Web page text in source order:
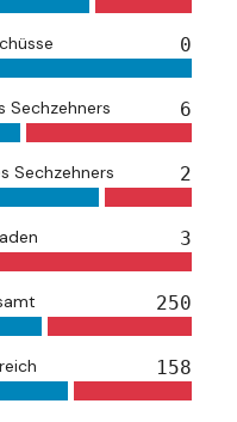
0
Sechzehners 6
Sechzehners 2
3
250
158